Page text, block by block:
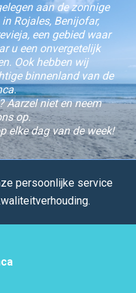
aan de zonnige
Rojales, Benijofar,
een gebied waar
u een onvergetelijk
Ook hebben wij
binnenland van de
Aarzel niet en neem
op.
elke dag van de week!
persoonlijke service